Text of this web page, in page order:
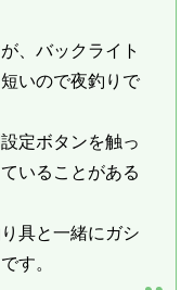
、バックライト
いので夜釣りで
定ボタンを触っ
いることがある
具と一緒にガシ
す。